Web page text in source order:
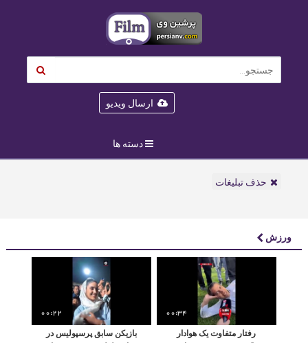
ارسال ویدیو
دسته ها
حذف تبلیغات
ورزش
00:34
رفتار متفاوت یک هوادار
00:22
بازیکن سابق پرسپولیس در